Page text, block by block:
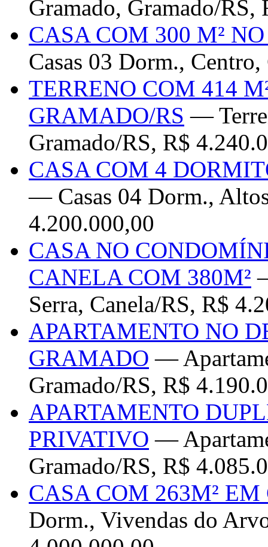
Gramado, Gramado/RS,
CASA COM 300 M²
Casas 03 Dorm.,
TERRENO COM 414
GRAMADO/RS —
Gramado/RS, R$
CASA COM 4
— Casas 04 Dorm.,
4.200.000,00
CASA NO
CANELA COM 380M²
Serra, Canela/RS, R$
APARTAMENTO NO
GRAMADO —
Gramado/RS, R$
APARTAMENTO
PRIVATIVO —
Gramado/RS, R$
CASA COM 263M²
Dorm., Vivendas do